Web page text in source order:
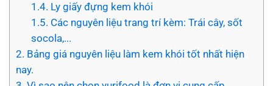
1.4. Ly giấy đựng kem khói
1.5. Các nguyên liệu trang trí kèm: Trái cây, sốt
socola,...
2. Bảng giá nguyên liệu làm kem khói tốt nhất hiện
nay.